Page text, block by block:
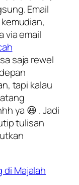
Email
via email
saja rewel
tapi kalau
ya 😆 . Jadi
tulisan
di Majalah